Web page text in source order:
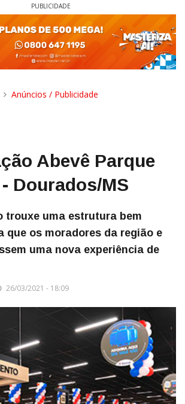
PUBLICIDADE
Anúncios / Publicidade
Abevê Parque
Dourados/MS
trouxe uma estrutura bem
que os moradores da região e
uma nova experiência de
26/03/2021 - 18:09